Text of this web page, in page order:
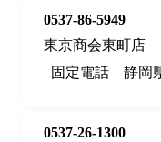
0537-86-5949
東京商会東町店
固定電話
静岡
0537-26-1300